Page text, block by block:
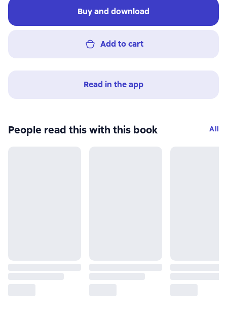
Buy and download
Add to cart
Read in the app
People read this with this book All